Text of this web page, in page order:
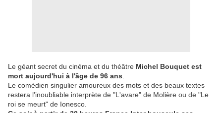
Le géant secret du cinéma et du théâtre Michel Bouquet est
mort aujourd'hui à l'âge de 96 ans
Le comédien singulier amoureux des mots et des beaux textes
restera l'inoubliable interprète de "L'avare" de Molière ou de "Le
roi se meurt" de Ionesco.